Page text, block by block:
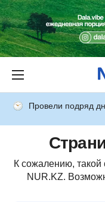
Провели подряд
К сожалению, такой
NUR.KZ.